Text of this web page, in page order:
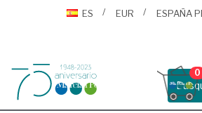
ES
EUR ESPAÑA
0